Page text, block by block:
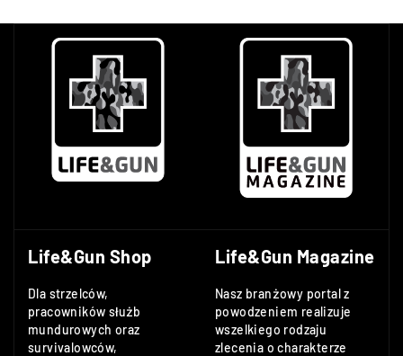
Life&Gun Shop
Dla strzelców,
pracowników służb
mundurowych oraz
survivalowców,
Life&Gun Magazine
Nasz branżowy portal z
powodzeniem realizuje
wszelkiego rodzaju
zlecenia o charakterze